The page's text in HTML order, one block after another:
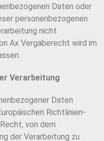
Daten oder
personenbezogenen
nicht
Ax Vergaberecht wird im
Verarbeitung
Daten
Richtlinien-
von dem
der Verarbeitung zu